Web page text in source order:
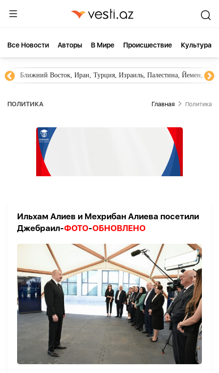
Все Новости Aвторы В Мире Происшествие Культура
Ближний Восток, Иран, Турция, Израиль, Палестина, Йемен,
ПОЛИТИКА Главная Политика
Ильхам Алиев и Мехрибан Алиева посетили
Джебраил-ФОТО-ОБНОВЛЕНО